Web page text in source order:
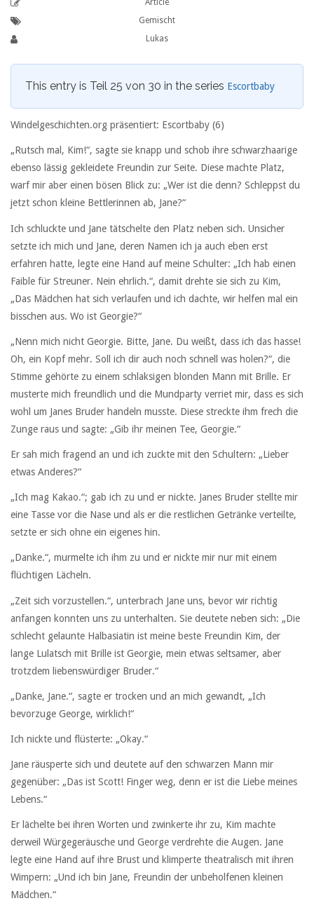
Article
Gemischt
Lukas
This entry is Teil 25 von 30 in the series Escortbaby
Windelgeschichten.org präsentiert: Escortbaby (6)
„Rutsch mal, Kim!“, sagte sie knapp und schob ihre schwarzhaarige
ebenso lässig gekleidete Freundin zur Seite. Diese machte Platz,
warf mir aber einen bösen Blick zu: „Wer ist die denn? Schleppst du
jetzt schon kleine Bettlerinnen ab, Jane?“
Ich schluckte und Jane tätschelte den Platz neben sich. Unsicher
setzte ich mich und Jane, deren Namen ich ja auch eben erst
erfahren hatte, legte eine Hand auf meine Schulter: „Ich hab einen
Faible für Streuner. Nein ehrlich.“, damit drehte sie sich zu Kim,
„Das Mädchen hat sich verlaufen und ich dachte, wir helfen mal ein
bisschen aus. Wo ist Georgie?“
„Nenn mich nicht Georgie. Bitte, Jane. Du weißt, dass ich das hasse!
Oh, ein Kopf mehr. Soll ich dir auch noch schnell was holen?“, die
Stimme gehörte zu einem schlaksigen blonden Mann mit Brille. Er
musterte mich freundlich und die Mundparty verriet mir, dass es sich
wohl um Janes Bruder handeln musste. Diese streckte ihm frech die
Zunge raus und sagte: „Gib ihr meinen Tee, Georgie.“
Er sah mich fragend an und ich zuckte mit den Schultern: „Lieber
etwas Anderes?“
„Ich mag Kakao.“; gab ich zu und er nickte. Janes Bruder stellte mir
eine Tasse vor die Nase und als er die restlichen Getränke verteilte,
setzte er sich ohne ein eigenes hin.
„Danke.“, murmelte ich ihm zu und er nickte mir nur mit einem
flüchtigen Lächeln.
„Zeit sich vorzustellen.“, unterbrach Jane uns, bevor wir richtig
anfangen konnten uns zu unterhalten. Sie deutete neben sich: „Die
schlecht gelaunte Halbasiatin ist meine beste Freundin Kim, der
lange Lulatsch mit Brille ist Georgie, mein etwas seltsamer, aber
trotzdem liebenswürdiger Bruder.“
„Danke, Jane.“, sagte er trocken und an mich gewandt, „Ich
bevorzuge George, wirklich!“
Ich nickte und flüsterte: „Okay.“
Jane räusperte sich und deutete auf den schwarzen Mann mir
gegenüber: „Das ist Scott! Finger weg, denn er ist die Liebe meines
Lebens.“
Er lächelte bei ihren Worten und zwinkerte ihr zu, Kim machte
derweil Würgegeräusche und George verdrehte die Augen. Jane
legte eine Hand auf ihre Brust und klimperte theatralisch mit ihren
Wimpern: „Und ich bin Jane, Freundin der unbeholfenen kleinen
Mädchen.“